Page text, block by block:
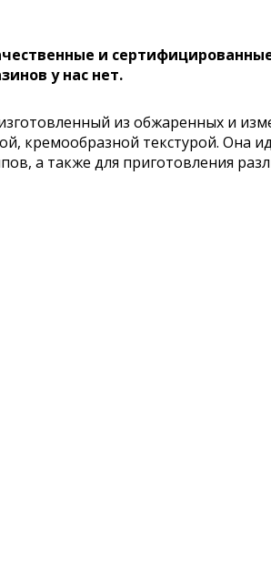
и
у нас нет.
из обжаренных и
кремообразной текстурой. Она
а также для приготовления